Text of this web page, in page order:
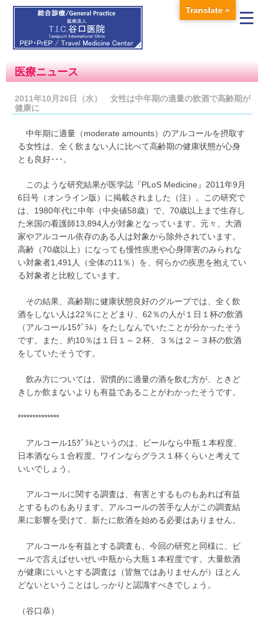
医療ニュース
2011年10月26日（水） 女性は中年期の適量の飲酒で高齢期が
健康に
中年期に適量（moderate amounts）のアルコールを摂取す
る女性は、全く飲まない人に比べて高齢期の健康状態が心身
とも良好･･･。
このような研究結果が医学誌『PLoS Medicine』2011年9月
6日号（オンライン版）に掲載されました（注）。この研究で
は、1980年代に中年（中央値58歳）で、70歳以上まで生存し
た米国の看護師13,894人が対象となっています。元々、大酒
家やアルコール依存のある人は対象から除外されています。
高齢（70歳以上）になっても慢性疾患や心身障害のみられな
い対象者1,491人（全体の11％）を、何らかの疾患を抱えてい
る対象者と比較しています。
その結果、高齢期に健康状態良好のグループでは、全く飲
酒をしない人は22％にとどまり、62％の人が１日１杯の飲酒
（アルコール15ｸﾞﾗﾑ）をたしなんでいたことが分かったそう
です。また、約10％は１日１～２杯、３％は２～３杯の飲酒
をしていたそうです。
飲み方については、習慣的に適量の酒を飲む方が、ときど
きしか飲まないよりも有益であることがわかったそうです。
**************
アルコール15ｸﾞﾗﾑというのは、ビールなら中瓶１本程度、
日本酒なら１合程度、ワインならグラス１杯くらいと考えて
いいでしょう。
アルコールに関する調査は、有害とするものもあれば有益
とするものもあります。アルコールの苦手な人がこの調査結
果に影響を受けて、新たに飲酒を始める必要はありません。
アルコールを有益とする調査も、今回の研究と同様に、ビ
ールで言えばせいぜい中瓶から大瓶１本程度です。大量飲酒
が健康にいいとする調査は（皆無ではありませんが）ほとん
どないということはしっかりと認識すべきでしょう。
（谷口恭）
Translate »